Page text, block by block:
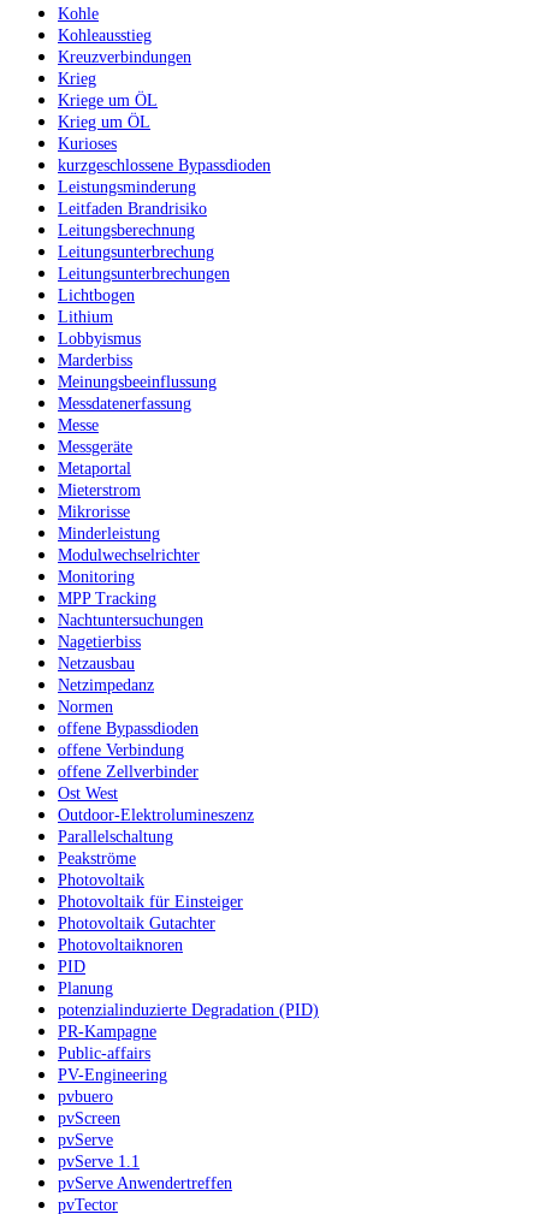
Kohle
Kohleausstieg
Kreuzverbindungen
Krieg
Kriege um ÖL
Krieg um ÖL
Kurioses
kurzgeschlossene Bypassdioden
Leistungsminderung
Leitfaden Brandrisiko
Leitungsberechnung
Leitungsunterbrechung
Leitungsunterbrechungen
Lichtbogen
Lithium
Lobbyismus
Marderbiss
Meinungsbeeinflussung
Messdatenerfassung
Messe
Messgeräte
Metaportal
Mieterstrom
Mikrorisse
Minderleistung
Modulwechselrichter
Monitoring
MPP Tracking
Nachtuntersuchungen
Nagetierbiss
Netzausbau
Netzimpedanz
Normen
offene Bypassdioden
offene Verbindung
offene Zellverbinder
Ost West
Outdoor-Elektrolumineszenz
Parallelschaltung
Peakströme
Photovoltaik
Photovoltaik für Einsteiger
Photovoltaik Gutachter
Photovoltaiknoren
PID
Planung
potenzialinduzierte Degradation (PID)
PR-Kampagne
Public-affairs
PV-Engineering
pvbuero
pvScreen
pvServe
pvServe 1.1
pvServe Anwendertreffen
pvTector